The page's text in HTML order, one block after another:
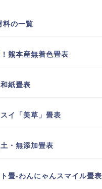
料の一覧
熊本産無着色畳表
紙畳表
イ「美草」畳表
・無添加畳表
畳-わんにゃんスマイル畳表